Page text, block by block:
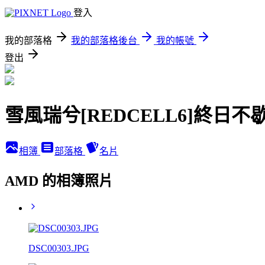
登入
我的部落格 我的部落格後台
我的帳號
登出
雪風瑞兮[REDCELL6]終日不
相簿 部落格 名片
AMD 的相簿照片
DSC00303.JPG